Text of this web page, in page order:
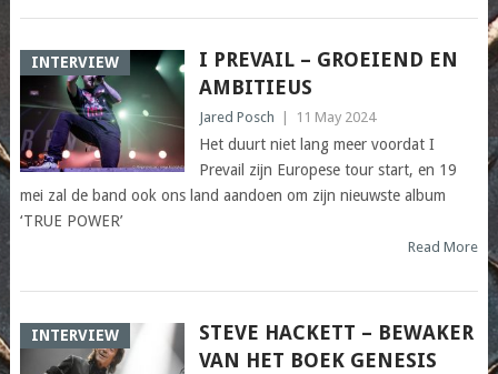
INTERVIEW
I PREVAIL – GROEIEND EN
AMBITIEUS
Jared Posch 11 May 2024
Het duurt niet lang meer voordat I
Prevail zijn Europese tour start, en 19
mei zal de band ook ons land aandoen om zijn nieuwste album
‘TRUE POWER’
Read More
INTERVIEW
STEVE HACKETT – BEWAKER
VAN HET BOEK GENESIS